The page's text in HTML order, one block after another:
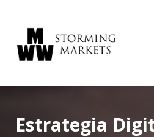
Estrategia